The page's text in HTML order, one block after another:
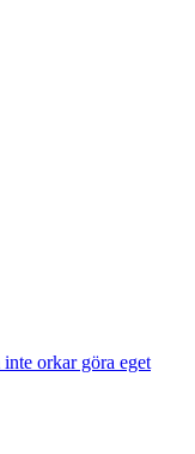
orkar göra eget